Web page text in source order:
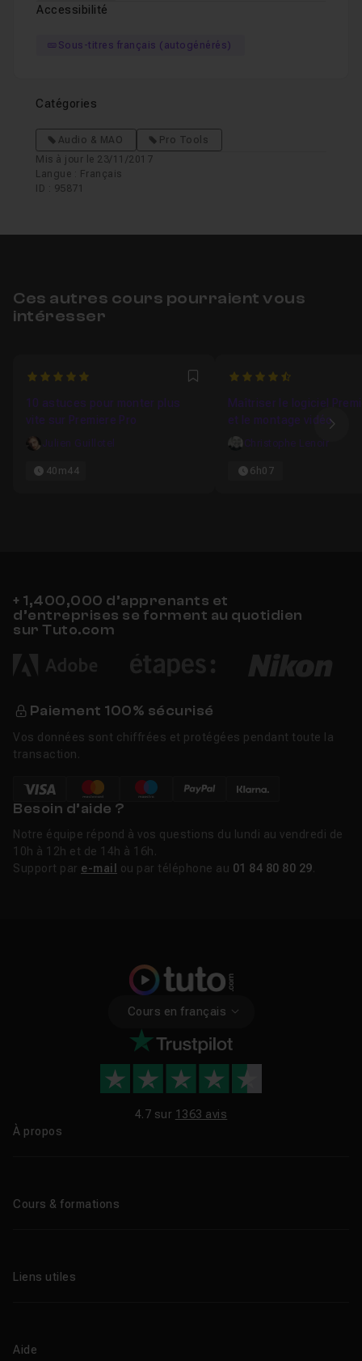
Accessibilité
Sous-titres français (autogénérés)
Catégories
Audio & MAO
Pro Tools
Mis à jour le 23/11/2017
Langue : Français
ID : 95871
Ces autres cours pourraient vous
intéresser
5 Favori
10 astuces pour monter plus
vite sur Premiere Pro
Julien Guillotel
40m44
4.8571428571429
Maîtriser le logiciel
et le montage vidéo
Christophe Lenoir
6h07
+ 1,400,000 d’apprenants et
d’entreprises se forment au quotidien
sur Tuto.com
Paiement 100% sécurisé
Vos données sont chiffrées et protégées pendant toute la
transaction.
Besoin d’aide ?
Notre équipe répond à vos questions du lundi au vendredi de
10h à 12h et de 14h à 16h.
Support par e-mail ou par téléphone au 01 84 80 80 29
Cours en français
4.7 sur 1363 avis
À propos
Cours & formations
Formations certifiantes
Promos
Liens utiles
Centres de formation
Aide